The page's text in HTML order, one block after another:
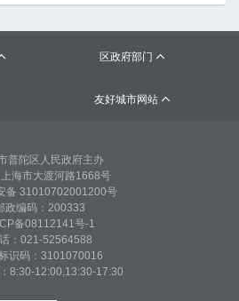
区政府部门 
友好城市网站 
普陀区人民政府主办
海市大渡河路1668号
备 31010702001200号
政编码：200333
备08112141号-1
：021-52564588
识码：3101070016
8:30-12:00,13:30-17:30